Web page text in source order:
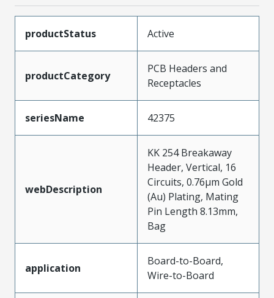
productStatus Active
productCategory
PCB Headers and
Receptacles
seriesName 42375
webDescription
KK 254 Breakaway
Header, Vertical, 16
Circuits, 0.76µm Gold
(Au) Plating, Mating
Pin Length 8.13mm,
Bag
application
Board-to-Board,
Wire-to-Board